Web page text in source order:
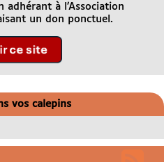
à l’Association
un don ponctuel.
vos calepins